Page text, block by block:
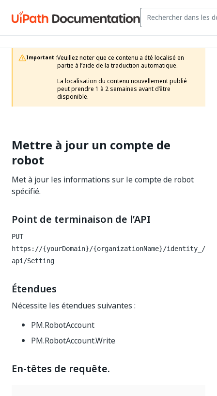
Important :Veuillez noter que ce contenu a été localisé en
partie à l’aide de la traduction automatique.
La localisation du contenu nouvellement publié
peut prendre 1 à 2 semaines avant d’être
disponible.
Mettre à jour un compte de
robot
Met à jour les informations sur le compte de robot
spécifié.
Point de terminaison de l’API
PUT
https://{yourDomain}/{organizationName}/identity_
/
api/Setting
Étendues
Nécessite les étendues suivantes :
PM.RobotAccount
PM.RobotAccount.Write
En-têtes de requête.